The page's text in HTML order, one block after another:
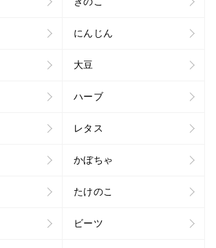
にんじん
大豆
ハーブ
レタス
かぼちゃ
たけのこ
ビーツ